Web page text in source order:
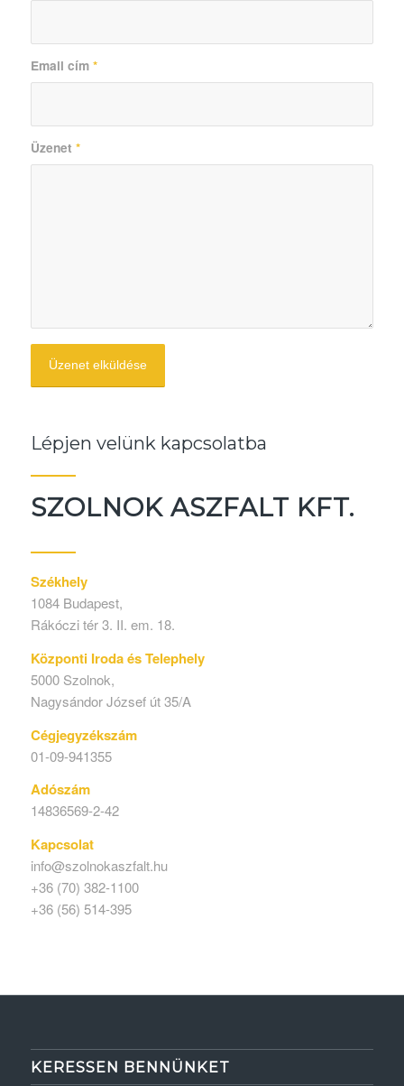
Email cím *
Üzenet *
Lépjen velünk kapcsolatba
SZOLNOK ASZFALT KFT.
Székhely
1084 Budapest,
Rákóczi tér 3. II. em. 18.
Központi Iroda és Telephely
5000 Szolnok,
Nagysándor József út 35/A
Cégjegyzékszám
01-09-941355
Adószám
14836569-2-42
Kapcsolat
info@szolnokaszfalt.hu
+36 (70) 382-1100
+36 (56) 514-395
KERESSEN BENNÜNKET